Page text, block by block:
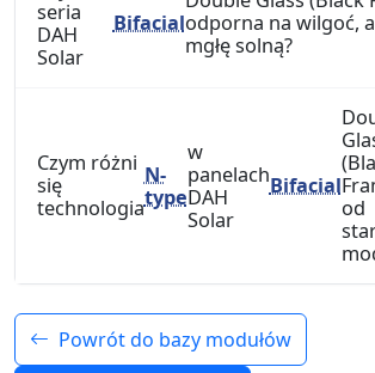
seria
DAH
Solar
Bifacialodporna na wilgoć,
mgłę solną?
Czym różni
się
technologia
N-
type
w
panelach
DAH
Solar
Bifacial
od
Powrót do bazy modułów